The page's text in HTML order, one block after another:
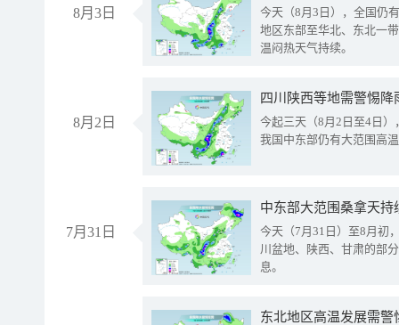
8月3日
今天（8月3日），全国仍
地区东部至华北、东北一
温闷热天气持续。
8月2日
今起三天（8月2日至4日
我国中东部仍有大范围高
7月31日
中东部大范围桑拿天
今天（7月31日）至8月初
川盆地、陕西、甘肃的部
息。
东北地区高温发展需